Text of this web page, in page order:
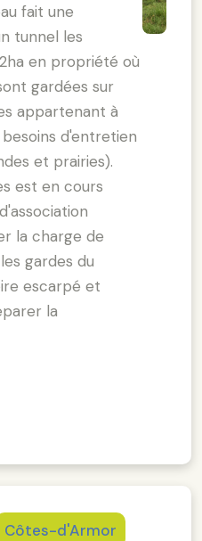
fait une
tunnel les
en propriété où
gardées sur
appartenant à
d'entretien
et prairies).
est en cours
la charge de
gardes du
escarpé et
la
Côtes-d'Armor